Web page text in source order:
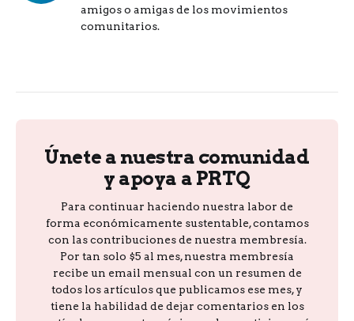
amigos o amigas de los movimientos
comunitarios.
Únete a nuestra comunidad
y apoya a PRTQ
Para continuar haciendo nuestra labor de
forma económicamente sustentable, contamos
con las contribuciones de nuestra membresía.
Por tan solo $5 al mes, nuestra membresía
recibe un email mensual con un resumen de
todos los artículos que publicamos ese mes, y
tiene la habilidad de dejar comentarios en los